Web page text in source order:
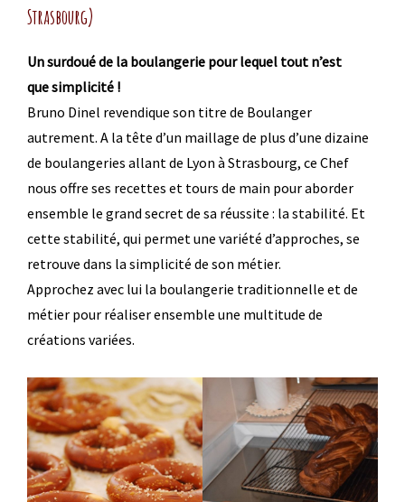
Strasbourg)
Un surdoué de la boulangerie pour lequel tout n’est
que simplicité !
Bruno Dinel revendique son titre de Boulanger
autrement. A la tête d’un maillage de plus d’une dizaine
de boulangeries allant de Lyon à Strasbourg, ce Chef
nous offre ses recettes et tours de main pour aborder
ensemble le grand secret de sa réussite : la stabilité. Et
cette stabilité, qui permet une variété d’approches, se
retrouve dans la simplicité de son métier.
Approchez avec lui la boulangerie traditionnelle et de
métier pour réaliser ensemble une multitude de
créations variées.